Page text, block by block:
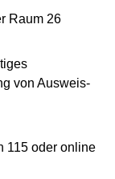
Raum 26
von Ausweis-
115 oder online